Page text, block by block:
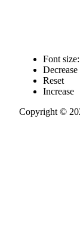
Font size:
Decrease
Reset
Increase
Copyright ©